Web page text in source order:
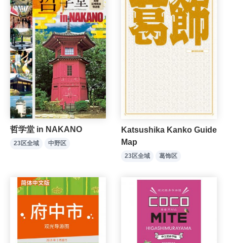
哲学堂 in NAKANO
23区全域 中野区
Katsushika Kanko Guide
Map
23区全域 葛饰区